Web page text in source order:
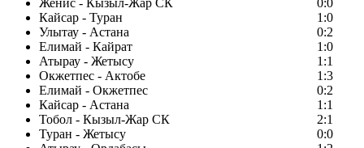
Женис - Кызыл-Жар СК
0:0
Кайсар - Туран
1:0
Улытау - Астана
0:2
Елимай - Кайрат
1:0
Атырау - Жетысу
1:1
Окжетпес - Актобе
1:3
Елимай - Окжетпес
0:2
Кайсар - Астана
1:1
Тобол - Кызыл-Жар СК
2:1
Туран - Жетысу
0:0